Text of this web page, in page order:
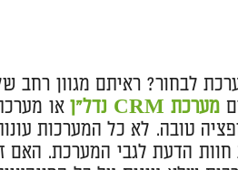
לבחור? ראיתם מגוון רחב
מערכת CRM נדל"ן
או
טובה. לא כל המערכות
הדעת לגבי המערכת. האם